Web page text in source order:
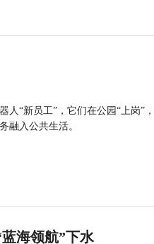
人“新员工”，它们在公园“上岗
融入公共生活。
海领航”下水